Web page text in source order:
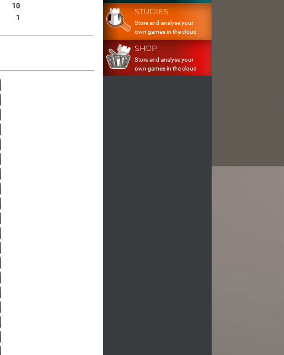
10
1
STUDIES
Store and analyse your
own games in the cloud
SHOP
Store and analyse your
own games in the cloud